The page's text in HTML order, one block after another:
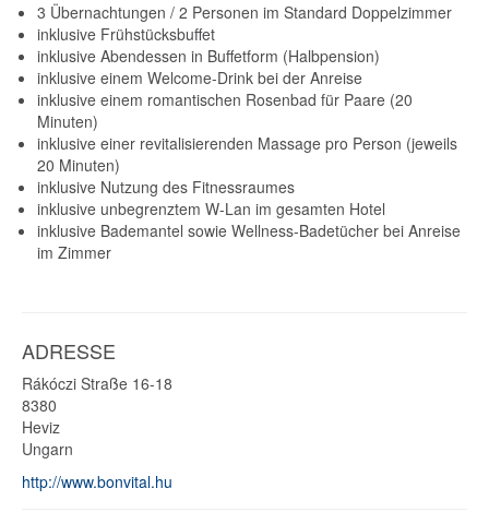
3 Übernachtungen / 2 Personen im Standard Doppelzimmer
inklusive Frühstücksbuffet
inklusive Abendessen in Buffetform (Halbpension)
inklusive einem Welcome-Drink bei der Anreise
inklusive einem romantischen Rosenbad für Paare (20
Minuten)
inklusive einer revitalisierenden Massage pro Person (jeweils
20 Minuten)
inklusive Nutzung des Fitnessraumes
inklusive unbegrenztem W-Lan im gesamten Hotel
inklusive Bademantel sowie Wellness-Badetücher bei Anreise
im Zimmer
ADRESSE
Rákóczi Straße 16-18
8380
Heviz
Ungarn
http://www.bonvital.hu